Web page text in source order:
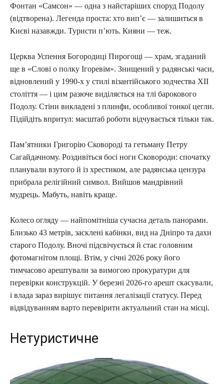
Фонтан «Самсон» — одна з найстаріших споруд Подолу
(відтворена). Легенда проста: хто вип’є — залишиться в
Києві назавжди. Туристи п’ють. Кияни — теж.
Церква Успення Богородиці Пирогощі — храм, згаданий
ще в «Слові о полку Ігоревім». Знищений у радянські часи,
відновлений у 1990-х у стилі візантійського зодчества XII
століття — і цим разюче виділяється на тлі барокового
Подолу. Стіни викладені з плинфи, особливої тонкої цегли.
Підійдіть впритул: масштаб роботи відчувається тільки так.
Пам’ятники Григорію Сковороді та гетьману Петру
Сагайдачному. Роздивіться босі ноги Сковороди: спочатку
планували взутого й із хрестиком, але радянська цензура
прибрала релігійний символ. Вийшов мандрівний
мудрець. Мабуть, навіть краще.
Колесо огляду — найпомітніша сучасна деталь панорами.
Близько 43 метрів, засклені кабінки, вид на Дніпро та дахи
старого Подолу. Вночі підсвічується й стає головним
фотомагнітом площі. Втім, у січні 2026 року його
тимчасово арештували за вимогою прокуратури для
перевірки конструкцій. У березні 2026-го арешт скасували,
і влада зараз вирішує питання легалізації статусу. Перед
відвідуванням варто перевірити актуальний стан на місці.
Нетуристичне